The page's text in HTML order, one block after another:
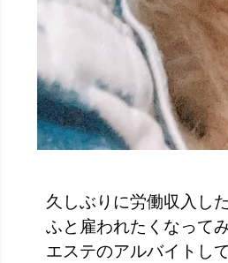
久しぶりに労働収入した
ふと雇われたくなって
エステのアルバイトして